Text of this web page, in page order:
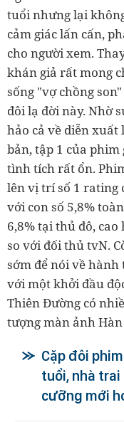
tuổi nhưng lại
cảm giác lấn cấn,
cho người xem.
khán giả rất mong
sống "vợ chồng
đôi lạ đời này. Nhờ
hảo cả về diễn xuất
bản, tập 1 của
tình tích rất ổn.
lên vị trí số 1 rating
với con số 5,8%
6,8% tại thủ đô, cao
so với đối thủ tvN.
sớm để nói về
với một khởi đầu
Thiên Đường có
tượng màn ảnh
Cặp đôi
tuổi, nhà trai
cưỡng mới